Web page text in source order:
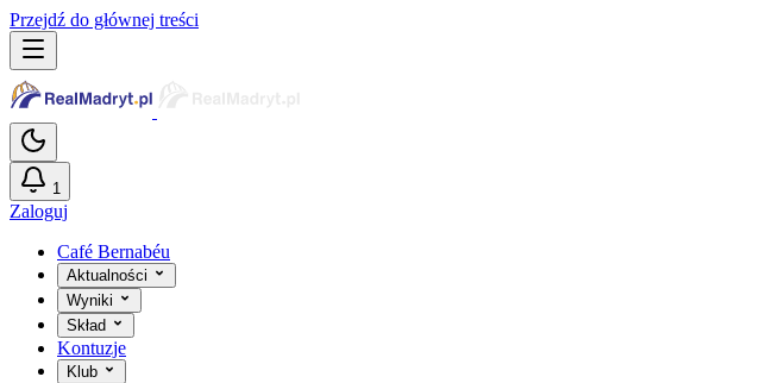
Przejdź do głównej treści
1
Zaloguj
Café Bernabéu
Aktualności
Wyniki
Skład
Kontuzje
Klub